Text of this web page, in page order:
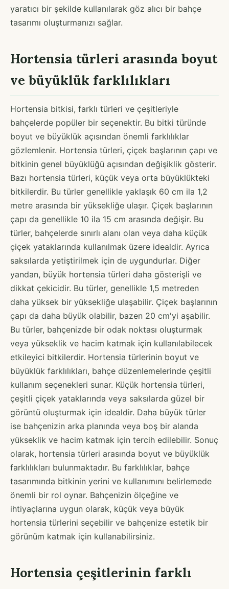
yaratıcı bir şekilde kullanılarak göz alıcı bir bahçe
tasarımı oluşturmanızı sağlar.
Hortensia türleri arasında boyut
ve büyüklük farklılıkları
Hortensia bitkisi, farklı türleri ve çeşitleriyle
bahçelerde popüler bir seçenektir. Bu bitki türünde
boyut ve büyüklük açısından önemli farklılıklar
gözlemlenir. Hortensia türleri, çiçek başlarının çapı ve
bitkinin genel büyüklüğü açısından değişiklik gösterir.
Bazı hortensia türleri, küçük veya orta büyüklükteki
bitkilerdir. Bu türler genellikle yaklaşık 60 cm ila 1,2
metre arasında bir yüksekliğe ulaşır. Çiçek başlarının
çapı da genellikle 10 ila 15 cm arasında değişir. Bu
türler, bahçelerde sınırlı alanı olan veya daha küçük
çiçek yataklarında kullanılmak üzere idealdir. Ayrıca
saksılarda yetiştirilmek için de uygundurlar. Diğer
yandan, büyük hortensia türleri daha gösterişli ve
dikkat çekicidir. Bu türler, genellikle 1,5 metreden
daha yüksek bir yüksekliğe ulaşabilir. Çiçek başlarının
çapı da daha büyük olabilir, bazen 20 cm'yi aşabilir.
Bu türler, bahçenizde bir odak noktası oluşturmak
veya yükseklik ve hacim katmak için kullanılabilecek
etkileyici bitkilerdir. Hortensia türlerinin boyut ve
büyüklük farklılıkları, bahçe düzenlemelerinde çeşitli
kullanım seçenekleri sunar. Küçük hortensia türleri,
çeşitli çiçek yataklarında veya saksılarda güzel bir
görüntü oluşturmak için idealdir. Daha büyük türler
ise bahçenizin arka planında veya boş bir alanda
yükseklik ve hacim katmak için tercih edilebilir. Sonuç
olarak, hortensia türleri arasında boyut ve büyüklük
farklılıkları bulunmaktadır. Bu farklılıklar, bahçe
tasarımında bitkinin yerini ve kullanımını belirlemede
önemli bir rol oynar. Bahçenizin ölçeğine ve
ihtiyaçlarına uygun olarak, küçük veya büyük
hortensia türlerini seçebilir ve bahçenize estetik bir
görünüm katmak için kullanabilirsiniz.
Hortensia çeşitlerinin farklı